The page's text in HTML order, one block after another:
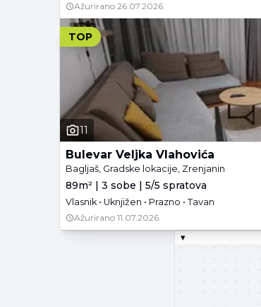
Ažurirano 26.07.2026.
TOP
11
Bulevar Veljka Vlahovića
Bagljaš, Gradske lokacije, Zrenjanin
89m² | 3 sobe | 5/5 spratova
Vlasnik • Uknjižen • Prazno • Tavan
Ažurirano 11.07.2026.
▾